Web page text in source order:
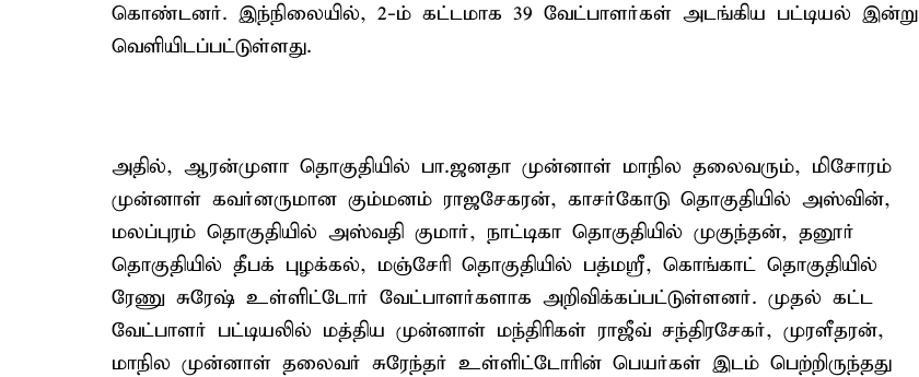
கொண்டனர். இந்நிலையில், 2-ம் கட்டமாக 39 வேட்பாளர்கள் அடங்கிய பட்டியல் இன்று
வெளியிடப்பட்டுள்ளது.
அதில், ஆரன்முளா தொகுதியில் பா.ஜனதா முன்னாள் மாநில தலைவரும், மிசோரம்
முன்னாள் கவர்னருமான கும்மனம் ராஜசேகரன், காசர்கோடு தொகுதியில் அஸ்வின்,
மலப்புரம் தொகுதியில் அஸ்வதி குமார், நாட்டிகா தொகுதியில் முகுந்தன், தனூர்
தொகுதியில் தீபக் புழக்கல், மஞ்சேரி தொகுதியில் பத்மஸ்ரீ, கொங்காட் தொகுதியில்
ரேணு சுரேஷ் உள்ளிட்டோர் வேட்பாளர்களாக அறிவிக்கப்பட்டுள்ளனர். முதல் கட்ட
வேட்பாளர் பட்டியலில் மத்திய முன்னாள் மந்திரிகள் ராஜீவ் சந்திரசேகர், முரளீதரன்,
மாநில முன்னாள் தலைவர் சுரேந்தர் உள்ளிட்டோரின் பெயர்கள் இடம் பெற்றிருந்தது